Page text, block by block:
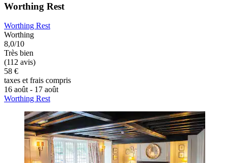
Worthing Rest
Worthing Rest
Worthing
8,0/10
Très bien
(112 avis)
58 €
taxes et frais compris
16 août - 17 août
Worthing Rest